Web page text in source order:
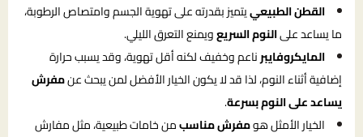
القطن الطبيعييتميز بقدرته على تهوية الجسم وامتصاص الرطوبة،
ما يساعد علىالنوم السريعويمنع التعرق الليلي.
المايكروفايبرناعم وخفيف لكنه أقل تهوية، وقد يسبب حرارة
إضافية أثناء النوم، لذا قد لا يكون الخيار الأفضل لمن يبحث عنمفرش
يساعد على النوم بسرعة.
الخيار الأمثل هومفرش مناسبمن خامات طبيعية، مثل مفارش